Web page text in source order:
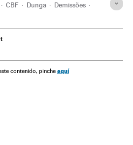
CBF Dunga Demissões
desportivos
América do Sul
contenido, pinche aquí